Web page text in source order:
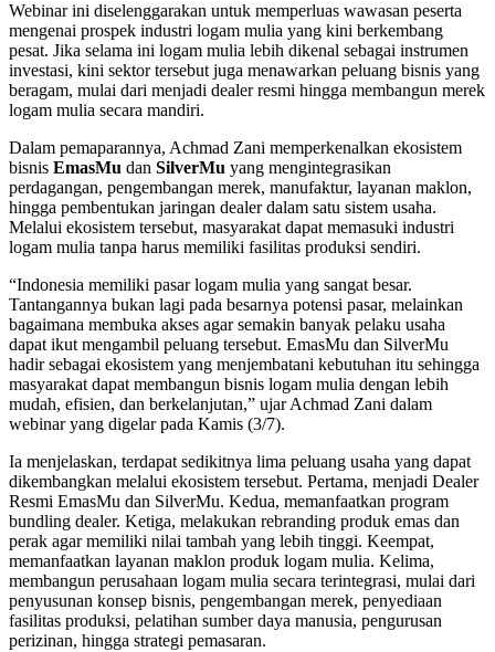
Webinar ini diselenggarakan untuk memperluas wawasan peserta
mengenai prospek industri logam mulia yang kini berkembang
pesat. Jika selama ini logam mulia lebih dikenal sebagai instrumen
investasi, kini sektor tersebut juga menawarkan peluang bisnis yang
beragam, mulai dari menjadi dealer resmi hingga membangun merek
logam mulia secara mandiri.
Dalam pemaparannya, Achmad Zani memperkenalkan ekosistem
bisnis EmasMu dan SilverMu yang mengintegrasikan
perdagangan, pengembangan merek, manufaktur, layanan maklon,
hingga pembentukan jaringan dealer dalam satu sistem usaha.
Melalui ekosistem tersebut, masyarakat dapat memasuki industri
logam mulia tanpa harus memiliki fasilitas produksi sendiri.
“Indonesia memiliki pasar logam mulia yang sangat besar.
Tantangannya bukan lagi pada besarnya potensi pasar, melainkan
bagaimana membuka akses agar semakin banyak pelaku usaha
dapat ikut mengambil peluang tersebut. EmasMu dan SilverMu
hadir sebagai ekosistem yang menjembatani kebutuhan itu sehingga
masyarakat dapat membangun bisnis logam mulia dengan lebih
mudah, efisien, dan berkelanjutan,” ujar Achmad Zani dalam
webinar yang digelar pada Kamis (3/7).
Ia menjelaskan, terdapat sedikitnya lima peluang usaha yang dapat
dikembangkan melalui ekosistem tersebut. Pertama, menjadi Dealer
Resmi EmasMu dan SilverMu. Kedua, memanfaatkan program
bundling dealer. Ketiga, melakukan rebranding produk emas dan
perak agar memiliki nilai tambah yang lebih tinggi. Keempat,
memanfaatkan layanan maklon produk logam mulia. Kelima,
membangun perusahaan logam mulia secara terintegrasi, mulai dari
penyusunan konsep bisnis, pengembangan merek, penyediaan
fasilitas produksi, pelatihan sumber daya manusia, pengurusan
perizinan, hingga strategi pemasaran.